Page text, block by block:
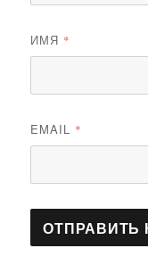
ИМЯ *
EMAIL *